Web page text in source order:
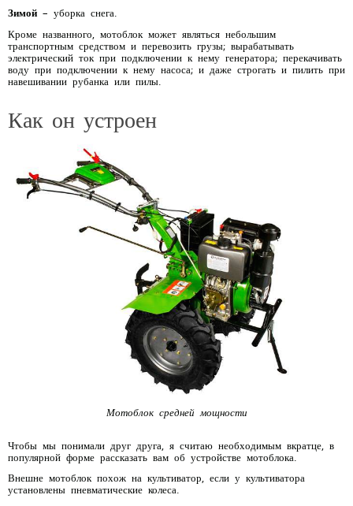
Зимой – уборка снега.
Кроме названного, мотоблок может являться небольшим
транспортным средством и перевозить грузы; вырабатывать
электрический ток при подключении к нему генератора; перекачивать
воду при подключении к нему насоса; и даже строгать и пилить при
навешивании рубанка или пилы.
Как он устроен
Мотоблок средней мощности
Чтобы мы понимали друг друга, я считаю необходимым вкратце, в
популярной форме рассказать вам об устройстве мотоблока.
Внешне мотоблок похож на культиватор, если у культиватора
установлены пневматические колеса.